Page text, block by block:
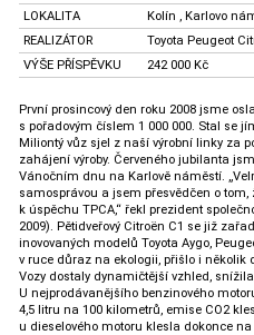
LOKALITA
Kolín , Karlovo
REALIZÁTOR
Toyota Peugeot
VÝŠE PŘÍSPĚVKU
242 000 Kč
První prosincový den roku 2008 jsme
s pořadovým číslem 1 000 000. Stal se
Miliontý vůz sjel z naší výrobní linky za
zahájení výroby. Červeného jubilanta
Vánočním dnu na Karlově náměstí.
samosprávou a jsem přesvědčen o
k úspěchu TPCA,“ řekl prezident
2009). Pětidveřový Citroën C1 se již
inovovaných modelů Toyota Aygo,
v ruce důraz na ekologii, přišlo i několik
Vozy dostaly dynamičtější vzhled,
U nejprodávanějšího benzinového
4,5 litru na 100 kilometrů, emise CO2
u dieselového motoru klesla dokonce